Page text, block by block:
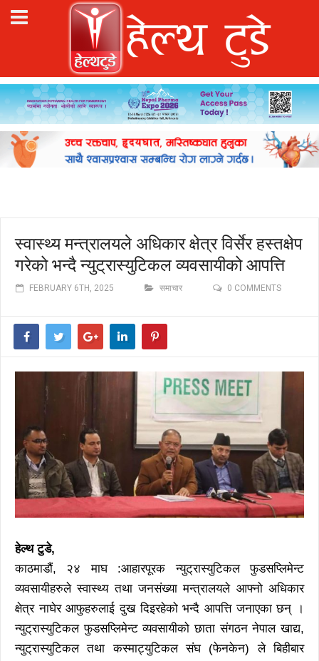
स्वास्थ्य मन्त्रालयले अधिकार क्षेत्र विर्सेर हस्तक्षेप
गरेको भन्दै न्युट्रास्युटिकल व्यवसायीको आपत्ति
FEBRUARY 6TH, 2025 समाचार 0 COMMENTS
हेल्थ टुडे,
काठमाडौं, २४ माघ :आहारपूरक न्युट्रास्युटिकल फुडसप्लिमेन्ट
व्यवसायीहरुले स्वास्थ्य तथा जनसंख्या मन्त्रालयले आफ्नो अधिकार
क्षेत्र नाघेर आफुहरुलाई दुख दिइरहेको भन्दै आपत्ति जनाएका छन् ।
न्युट्रास्युटिकल फुडसप्लिमेन्ट व्यवसायीको छाता संगठन नेपाल खाद्य,
न्युट्रास्युटिकल तथा कस्माट्युटिकल संघ (फेनकेन) ले बिहीबार